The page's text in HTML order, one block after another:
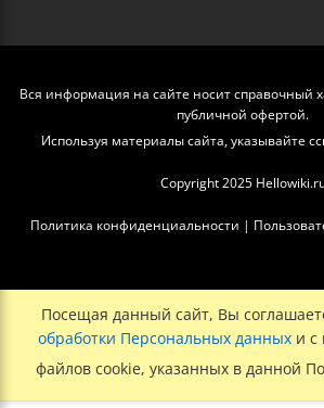
Вся информация на сайте носит справочный
публичной офертой.
Используя материалы сайта, указывайте
Copyright 2025
Политика конфиденциальности |
Посещая данный сайт, Вы
обработки Персональных данных и с
файлов cookie, указанных в данной